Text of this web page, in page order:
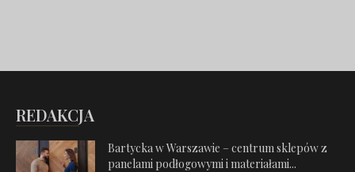
REDAKCJA
Bartycka w Warszawie – centrum sklepów z
panelami podłogowymi i materiałami...